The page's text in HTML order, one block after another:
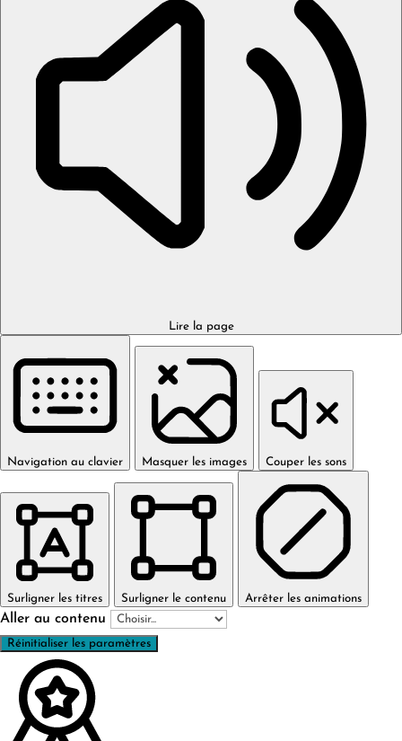
Lire la page
Navigation au clavier Masquer les images Couper les sons
Surligner les titres Surligner le contenu Arrêter les animations
Aller au contenu
Réinitialiser les paramètres